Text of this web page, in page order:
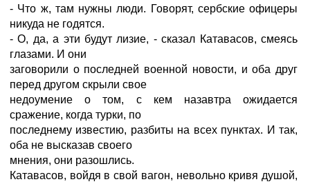
- Что ж, там нужны люди. Говорят, сербские офицеры
никуда не годятся.
- О, да, а эти будут лизие, - сказал Катавасов, смеясь
глазами. И они
заговорили о последней военной новости, и оба друг
перед другом скрыли свое
недоумение о том, с кем назавтра ожидается
сражение, когда турки, по
последнему известию, разбиты на всех пунктах. И так,
оба не высказав своего
мнения, они разошлись.
Катавасов, войдя в свой вагон, невольно кривя душой,